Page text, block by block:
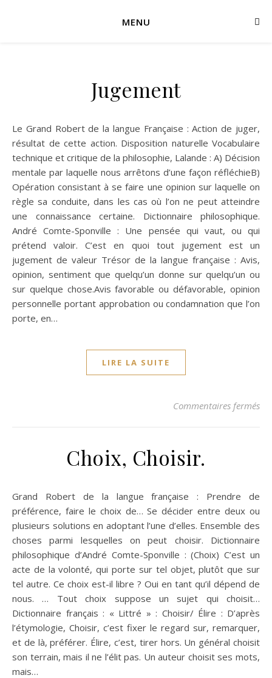
MENU
Jugement
Le Grand Robert de la langue Française : Action de juger,
résultat de cette action. Disposition naturelle Vocabulaire
technique et critique de la philosophie, Lalande : A) Décision
mentale par laquelle nous arrêtons d’une façon réfléchieB)
Opération consistant à se faire une opinion sur laquelle on
règle sa conduite, dans les cas où l’on ne peut atteindre
une connaissance certaine. Dictionnaire philosophique.
André Comte-Sponville : Une pensée qui vaut, ou qui
prétend valoir. C’est en quoi tout jugement est un
jugement de valeur Trésor de la langue française : Avis,
opinion, sentiment que quelqu’un donne sur quelqu’un ou
sur quelque chose.Avis favorable ou défavorable, opinion
personnelle portant approbation ou condamnation que l’on
porte, en…
LIRE LA SUITE
Commentaires fermés
Choix, Choisir.
Grand Robert de la langue française : Prendre de
préférence, faire le choix de… Se décider entre deux ou
plusieurs solutions en adoptant l’une d’elles. Ensemble des
choses parmi lesquelles on peut choisir. Dictionnaire
philosophique d’André Comte-Sponville : (Choix) C’est un
acte de la volonté, qui porte sur tel objet, plutôt que sur
tel autre. Ce choix est-il libre ? Oui en tant qu’il dépend de
nous. … Tout choix suppose un sujet qui choisit…
Dictionnaire français : « Littré » : Choisir/ Élire : D’après
l’étymologie, Choisir, c’est fixer le regard sur, remarquer,
et de là, préférer. Élire, c’est, tirer hors. Un général choisit
son terrain, mais il ne l’élit pas. Un auteur choisit ses mots,
mais…